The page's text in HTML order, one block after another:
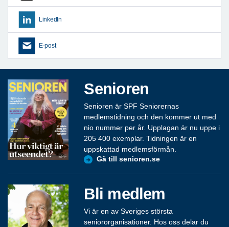
LinkedIn
E-post
Senioren
Senioren är SPF Seniorernas
medlemstidning och den kommer ut med
nio nummer per år. Upplagan är nu uppe i
205 400 exemplar. Tidningen är en
uppskattad medlemsförmån.
Gå till senioren.se
Bli medlem
Vi är en av Sveriges största
seniororganisationer. Hos oss delar du